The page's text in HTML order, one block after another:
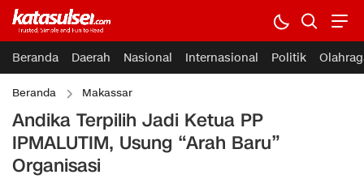
Beranda Daerah Nasional Internasional Politik
Beranda Makassar
Andika Terpilih Jadi Ketua PP
IPMALUTIM, Usung “Arah Baru”
Organisasi